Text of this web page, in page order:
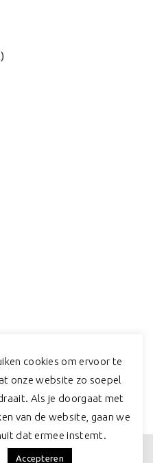
© 2019 Alle rechten
cookies om ervoor te
onze website zo soepel
Als je doorgaat met
van de website, gaan we
dat ermee instemt.
Accepteren